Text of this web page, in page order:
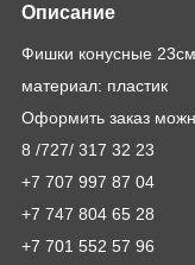
Описание
Фишки конусные
материал: пластик
Оформить заказ
8 /727/ 317 32 23
+7 707 997 87 04
+7 747 804 65 28
+7 701 552 57 96